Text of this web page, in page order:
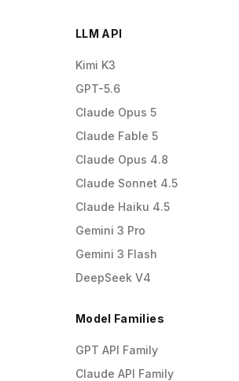
LLM API
Kimi K3
GPT-5.6
Claude Opus 5
Claude Fable 5
Claude Opus 4.8
Claude Sonnet 4.5
Claude Haiku 4.5
Gemini 3 Pro
Gemini 3 Flash
DeepSeek V4
Model Families
GPT API Family
Claude API Family